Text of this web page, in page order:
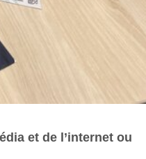
et de l’internet ou